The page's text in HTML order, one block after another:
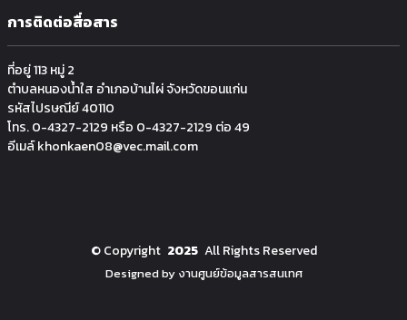
การติดต่อสื่อสาร
ที่อยู่ 113 หมู่ 2
ตำบลหนองน้ำใส อำเภอบ้านไผ่ จังหวัดขอนแก่น
รหัสไปรษณีย์ 40110
โทร. 0-4327-2129 หรือ 0-4327-2129 ต่อ 49
อีเมล์ khonkaen08@vec.mail.com
©Copyright 2025 All Rights Reserved
Designed by งานศูนย์ข้อมูลสารสนเทศ